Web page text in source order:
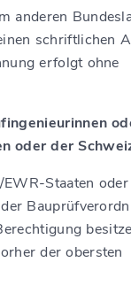
anderen
schriftlichen
erfolgt ohne
oder der
Staaten
der obersten